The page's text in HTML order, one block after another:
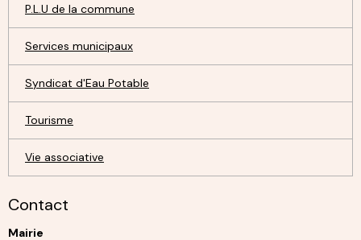
P.L.U de la commune
Services municipaux
Syndicat d'Eau Potable
Tourisme
Vie associative
Contact
Mairie